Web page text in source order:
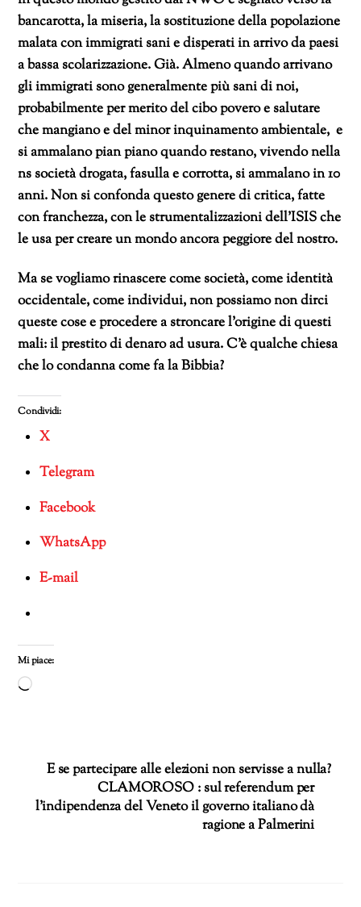
bancarotta, la miseria, la sostituzione della popolazione
malata con immigrati sani e disperati in arrivo da paesi
a bassa scolarizzazione. Già. Almeno quando arrivano
gli immigrati sono generalmente più sani di noi,
probabilmente per merito del cibo povero e salutare
che mangiano e del minor inquinamento ambientale, e
si ammalano pian piano quando restano, vivendo nella
ns società drogata, fasulla e corrotta, si ammalano in 10
anni. Non si confonda questo genere di critica, fatte
con franchezza, con le strumentalizzazioni dell’ISIS che
le usa per creare un mondo ancora peggiore del nostro.
Ma se vogliamo rinascere come società, come identità
occidentale, come individui, non possiamo non dirci
queste cose e procedere a stroncare l’origine di questi
mali: il prestito di denaro ad usura. C’è qualche chiesa
che lo condanna come fa la Bibbia?
Condividi:
X
Telegram
Facebook
WhatsApp
E-mail
Mi piace:
Caricamento
E se partecipare alle elezioni non servisse a nulla?
CLAMOROSO : sul referendum per
l’indipendenza del Veneto il governo italiano dà
ragione a Palmerini